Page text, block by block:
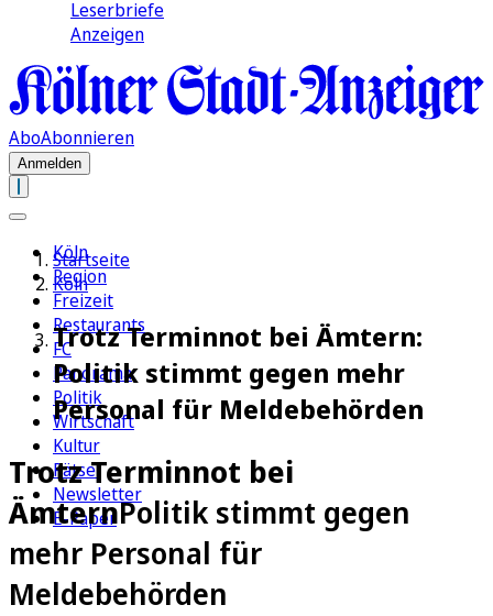
Leserbriefe
Anzeigen
AboAbonnieren
Anmelden
Köln
Region
Freizeit
Restaurants
FC
Panorama
Politik
Wirtschaft
Kultur
Rätsel
Newsletter
E-Paper
Startseite
Köln
Trotz Terminnot bei Ämtern:
Politik stimmt gegen mehr
Personal für Meldebehörden
Trotz Terminnot bei
ÄmternPolitik stimmt gegen
mehr Personal für
Meldebehörden